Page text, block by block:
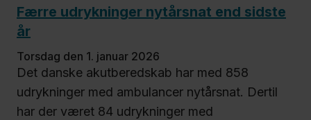
Færre udrykninger nytårsnat end sidste
år
torsdag den 1. januar 2026
Det danske akutberedskab har med 858
udrykninger med ambulancer nytårsnat. Dertil
har der været 84 udrykninger med